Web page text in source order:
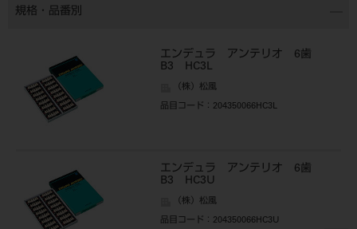
規格・品番別
エンデュラ アンテリオ 6歯
B3 HC3L
（株）松風
品目コード ：204350066HC3L
エンデュラ アンテリオ 6歯
B3 HC3U
（株）松風
品目コード ：204350066HC3U